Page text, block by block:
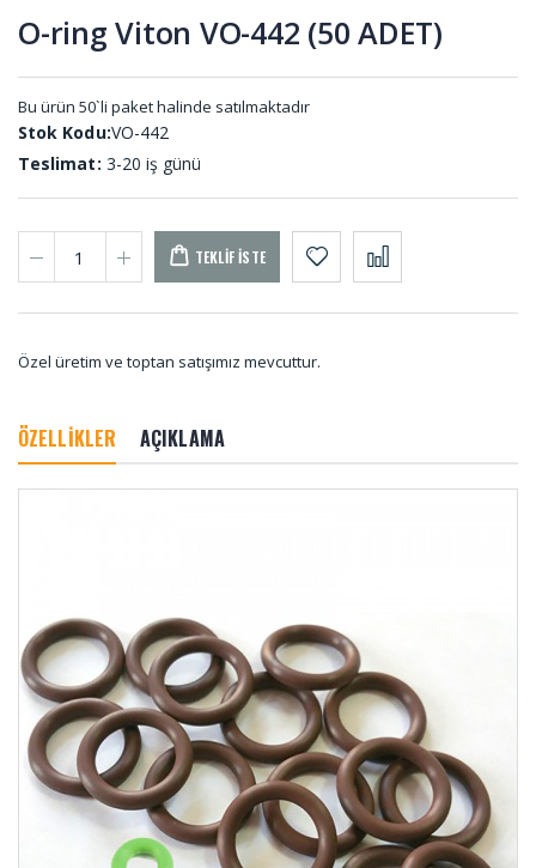
O-ring Viton VO-442 (50 ADET)
Bu ürün 50`li paket halinde satılmaktadır
Stok Kodu:VO-442
Teslimat: 3-20 iş günü
TEKLIF İSTE
Özel üretim ve toptan satışımız mevcuttur.
ÖZELLİKLER AÇIKLAMA
Setler SET-
001
Plastikli